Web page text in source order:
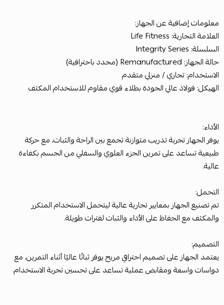
معلومات إضافية عن الجهاز:
العلامة التجارية: Life Fitness
السلسلة: Integrity Series
حالة الجهاز: Remanufactured (مجدد باحترافية)
الاستخدام: تجاري / منزلي متقدم
الهيكل: فولاذ عالي الجودة بطلاء قوي مقاوم للاستخدام المكثف
الأداء:
يوفر الجهاز تجربة تدريب متوازنة تجمع بين الراحة والثبات، مع حركة
طبيعية تساعد على تمرين الجزء العلوي والسفلي من الجسم بكفاءة
عالية.
التحمل:
تم تصنيع الجهاز بمعايير تجارية عالية ليتحمل الاستخدام المتكرر
والمكثف مع الحفاظ على الأداء والثبات لفترات طويلة.
التصميم:
يعتمد الجهاز على تصميم احترافي مريح يوفر ثباتًا عاليًا أثناء التمرين، مع
دواسات واسعة ومقابض عملية تساعد على تحسين تجربة الاستخدام.